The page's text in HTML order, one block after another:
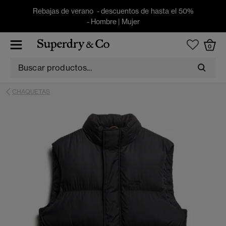
Rebajas de verano - descuentos de hasta el 50%
- Hombre| Mujer
0
CHAQUETAS